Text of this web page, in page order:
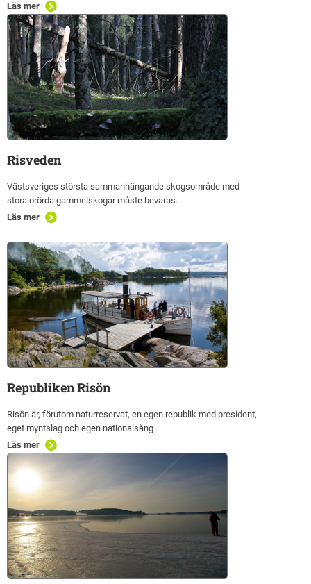
Läs mer
Risveden
Västsveriges största sammanhängande skogsområde med
stora orörda gammelskogar måste bevaras.
Läs mer
Republiken Risön
Risön är, förutom naturreservat, en egen republik med president,
eget myntslag och egen nationalsång .
Läs mer